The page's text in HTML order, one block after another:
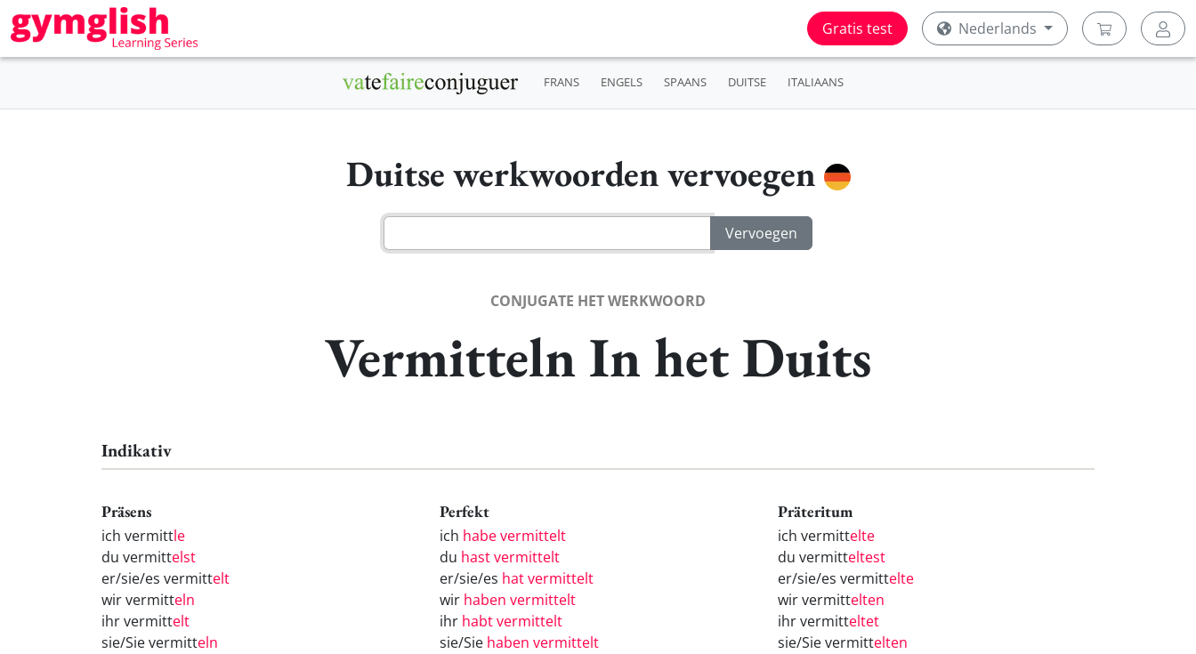
Gratis test Nederlands
FRANS ENGELS SPAANS DUITSE ITALIAANS
Duitse werkwoorden vervoegen
CONJUGATE HET WERKWOORD
Vermitteln In het Duits
Indikativ
Präsens
ich vermittle
du vermittelst
er/sie/es vermittelt
wir vermitteln
ihr vermittelt
sie/Sie vermitteln
Perfekt
ich habe vermittelt
du hast vermittelt
er/sie/es hat vermittelt
wir haben vermittelt
ihr habt vermittelt
sie/Sie haben vermittelt
Präteritum
ich vermittelte
du vermitteltest
er/sie/es vermittelte
wir vermittelten
ihr vermitteltet
sie/Sie vermittelten